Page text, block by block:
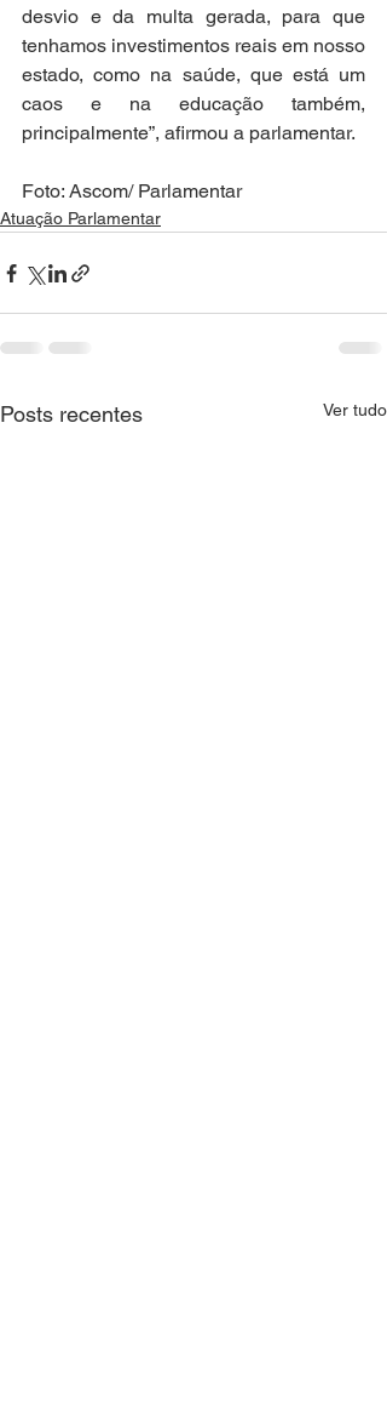
desvio e da multa gerada, para que
tenhamos investimentos reais em nosso
estado, como na saúde, que está um
caos e na educação também,
principalmente”, afirmou a parlamentar.
Foto: Ascom/ Parlamentar
Atuação Parlamentar
Posts recentes Ver tudo